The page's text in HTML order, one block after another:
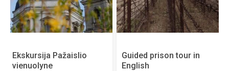
Ekskursija Pažaislio
vienuolyne
Guided prison tour in
English